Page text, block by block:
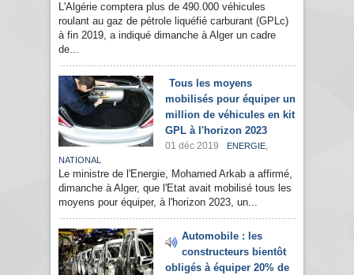
L'Algérie comptera plus de 490.000 véhicules
roulant au gaz de pétrole liquéfié carburant (GPLc)
à fin 2019, a indiqué dimanche à Alger un cadre
de...
Tous les moyens
mobilisés pour équiper un
million de véhicules en kit
GPL à l'horizon 2023
01 déc 2019 ENERGIE,
NATIONAL
Le ministre de l'Energie, Mohamed Arkab a affirmé,
dimanche à Alger, que l'Etat avait mobilisé tous les
moyens pour équiper, à l'horizon 2023, un...
Automobile : les
constructeurs bientôt
obligés à équiper 20% de